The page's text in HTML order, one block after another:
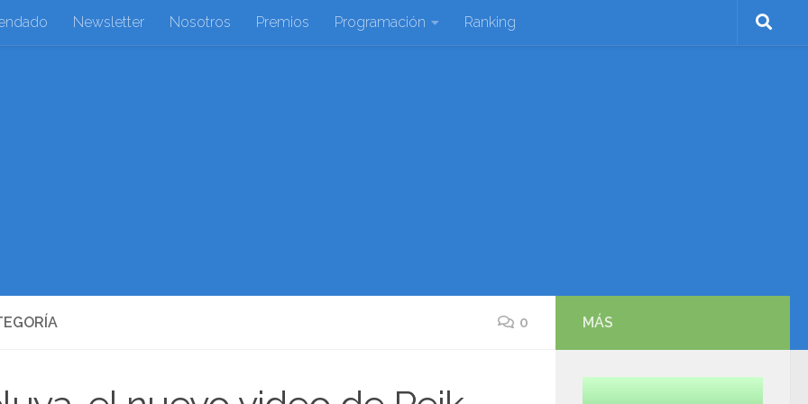
Newsletter Nosotros Premios Programación Ranking
0 MÁS